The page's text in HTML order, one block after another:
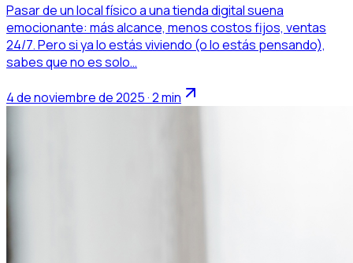
Pasar de un local físico a una tienda digital suena
emocionante: más alcance, menos costos fijos, ventas
24/7. Pero si ya lo estás viviendo (o lo estás pensando),
sabes que no es solo…
4 de noviembre de 2025 · 2 min